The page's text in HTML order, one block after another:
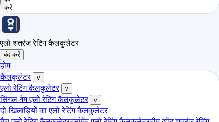
करें
एलो शतरंज रेटिंग कैलकुलेटर
बंद करें
होम
कैलकुलेटर
v
एलो रेटिंग कैलकुलेटर v
सिंगल-गेम एलो रेटिंग कैलकुलेटर v
दो-खिलाड़ियों का एलो रेटिंग कैलकुलेटर